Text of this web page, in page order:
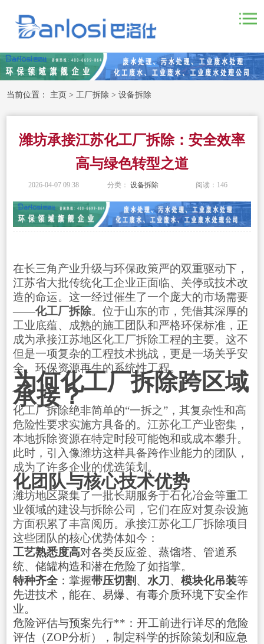
当前位置： 主页 >工厂拆除 >设备拆除
潍坊承接江苏化工厂拆除：安全效率
高与绿色转型之道
2026-04-07 09:38 分类：设备拆除 阅读： 146
在长三角产业升级与环保政策严的双重驱动下，
江苏省大批传统化工企业正面临、关停或技术改
造的命运。这一经过催生了一个庞大的市场需要
——化工厂拆除。位于山东的市，凭借其深厚的
工业底蕴、成熟的施工团队和严格环保标准，正
成为承接江苏地区化工厂拆除工程的主要。这不
但是一项复杂的工程技术挑战，更是一场关乎安
全、环保资源再生的系统性工程。
为何化工厂拆除跨区域
承接？
化工厂拆除绝非简单的“一拆之”，其复杂性和高
危险性要求实施方具备的。江苏化工产业密集，
本地拆除资源在特定时段可能饱和或成本攀升。
此时，引入像潍坊这样具备跨作业能力的团队，
成为了许多企业的优选策划。
化团队与核心技术优势
潍坊地区聚集了一批长期服务于石化冶金等重工
业领域的建设与拆除公司，它们在应对复杂设施
方面积累了丰富阅历。承接江苏化工厂拆除项目
这些团队的核心优势体如今：
工艺熟悉度高对各类反应釜、蒸馏塔、管道系
统、储罐构造和潜在危险了如指掌。
特种齐全：掌握带压切割 、 水刀 、 模块化吊装等
先进技术，能在、易爆、有毒介质环境下安全作
业。
危险评估与预案先行**：开工前进行详尽的危险
评估（ZOP分析），制定科学的拆除策划和应急